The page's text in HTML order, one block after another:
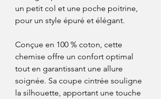
un petit col et une poche poitrine,
pour un style épuré et élégant.
Conçue en 100 % coton, cette
chemise offre un confort optimal
tout en garantissant une allure
soignée. Sa coupe cintrée souligne
la silhouette, apportant une touche